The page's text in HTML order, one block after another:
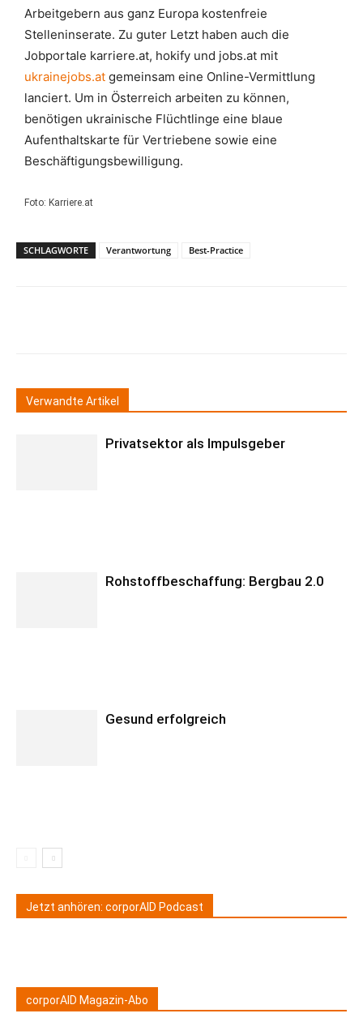
Arbeitgebern aus ganz Europa kostenfreie
Stelleninserate. Zu guter Letzt haben auch die
Jobportale karriere.at, hokify und jobs.at mit
ukrainejobs.at gemeinsam eine Online-Vermittlung
lanciert. Um in Österreich arbeiten zu können,
benötigen ukrainische Flüchtlinge eine blaue
Aufenthaltskarte für Vertriebene sowie eine
Beschäftigungsbewilligung.
Foto: Karriere.at
SCHLAGWORTE Verantwortung Best-Practice
Verwandte Artikel
Privatsektor als Impulsgeber
Rohstoffbeschaffung: Bergbau 2.0
Gesund erfolgreich
Jetzt anhören: corporAID Podcast
corporAID Magazin-Abo